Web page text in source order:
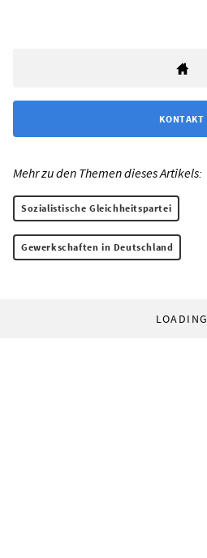
KONTAKT
Mehr zu den Themen dieses Artikels:
Sozialistische Gleichheitspartei
Gewerkschaften in Deutschland
LOADING